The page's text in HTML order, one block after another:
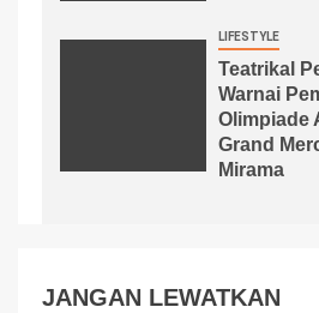
LIFESTYLE
Teatrikal
Warnai
Olimpiade
Grand
Mirama
JANGAN LEWATKAN